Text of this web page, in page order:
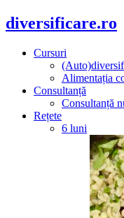
diversificare.ro
Cursuri
Alimentația
Consultanță
Consultanță
Rețete
6 luni